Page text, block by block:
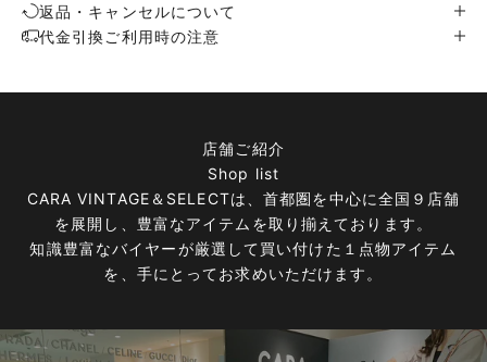
返品・キャンセルについて
代金引換ご利用時の注意
店舗ご紹介
Shop list
CARA VINTAGE＆SELECTは、首都圏を中心に全国９店舗
を展開し、豊富なアイテムを取り揃えております。
知識豊富なバイヤーが厳選して買い付けた１点物アイテム
を、手にとってお求めいただけます。